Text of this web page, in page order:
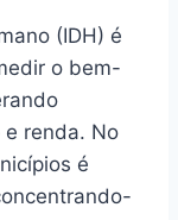
(IDH) é
o bem-
renda. No
é